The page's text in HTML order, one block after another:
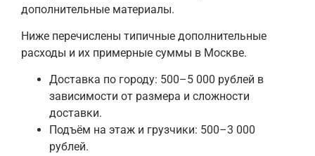
дополнительные материалы.
Ниже перечислены типичные дополнительные
расходы и их примерные суммы в Москве.
Доставка по городу: 500–5 000 рублей в
зависимости от размера и сложности
доставки.
Подъём на этаж и грузчики: 500–3 000
рублей.